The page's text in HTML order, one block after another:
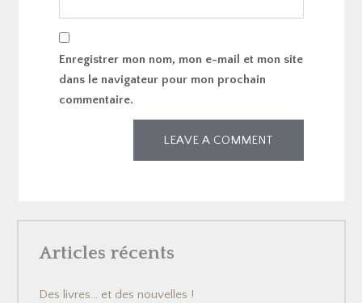
Enregistrer mon nom, mon e-mail et mon site
dans le navigateur pour mon prochain
commentaire.
Articles récents
Des livres… et des nouvelles !